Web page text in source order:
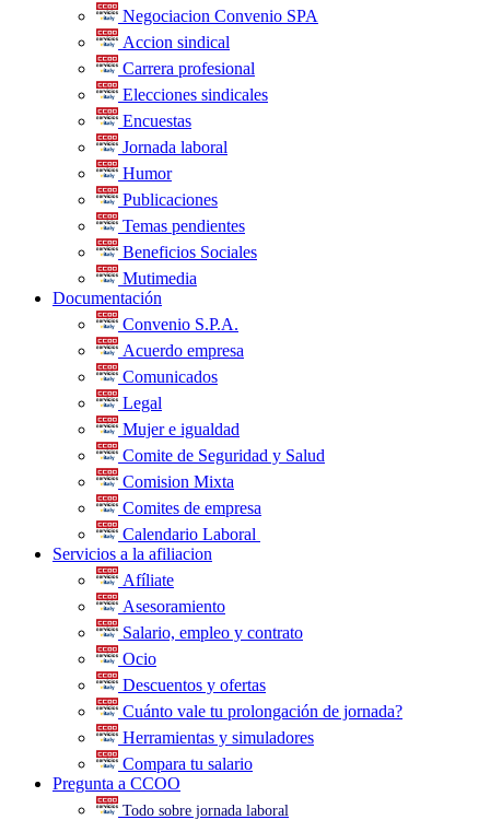
Negociacion Convenio SPA
Accion sindical
Carrera profesional
Elecciones sindicales
Encuestas
Jornada laboral
Humor
Publicaciones
Temas pendientes
Beneficios Sociales
Mutimedia
Documentación
Convenio S.P.A.
Acuerdo empresa
Comunicados
Legal
Mujer e igualdad
Comite de Seguridad y Salud
Comision Mixta
Comites de empresa
Calendario Laboral
Servicios a la afiliacion
Afíliate
Asesoramiento
Salario, empleo y contrato
Ocio
Descuentos y ofertas
Cuánto vale tu prolongación de jornada?
Herramientas y simuladores
Compara tu salario
Pregunta a CCOO
Todo sobre jornada laboral